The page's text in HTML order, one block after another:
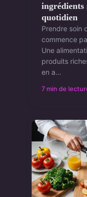
ingrédients
quotidien
Prendre soin
commence
Une
produits
en a...
7 min de